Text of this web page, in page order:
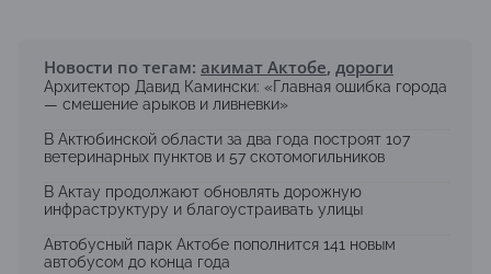
Новости по тегам: акимат Актобе, дороги
Архитектор Давид Камински: «Главная ошибка города
— смешение арыков и ливневки»
В Актюбинской области за два года построят 107
ветеринарных пунктов и 57 скотомогильников
В Актау продолжают обновлять дорожную
инфраструктуру и благоустраивать улицы
Автобусный парк Актобе пополнится 141 новым
автобусом до конца года